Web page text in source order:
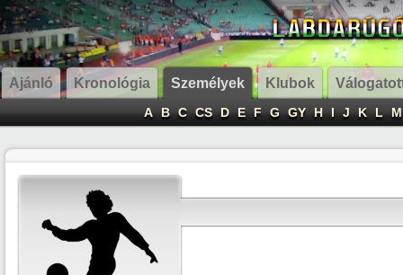
Ajánló Kronológia Személyek Klubok
A B C CS D E F G GY H I J K L M